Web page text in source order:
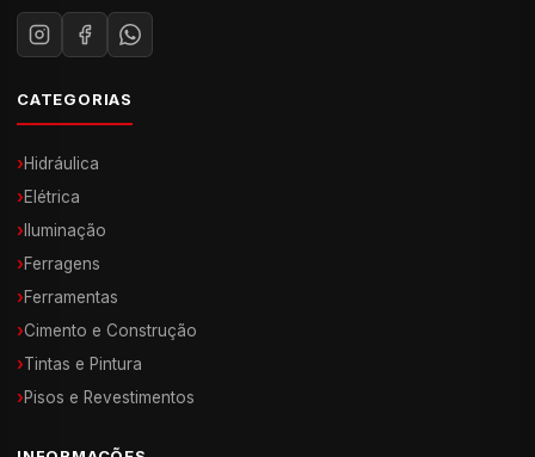
CATEGORIAS
›Hidráulica
›Elétrica
› Iluminação
›Ferragens
›Ferramentas
›Cimento e Construção
›Tintas e Pintura
›Pisos e Revestimentos